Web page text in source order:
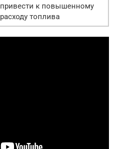
привести к повышенному
расходу топлива